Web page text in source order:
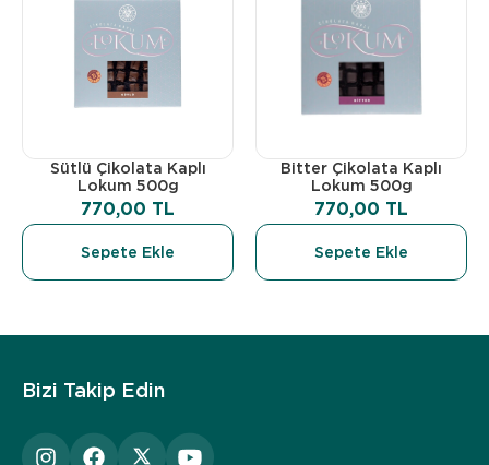
Sütlü Çikolata Kaplı
Lokum 500g
770,00 TL
Sepete Ekle
Bitter Çikolata Kaplı
Lokum 500g
770,00 TL
Sepete Ekle
Bizi Takip Edin